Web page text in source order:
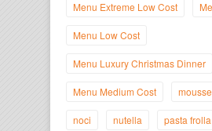
Menu Extreme Low Cost
Menu Low Cost
Menu Luxury Christmas Dinner
Menu Medium Cost
noci nutella pasta frolla